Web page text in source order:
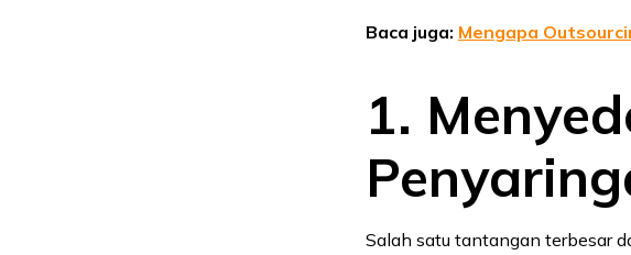
Baca juga: Mengapa
1.
Salah satu tantangan terbesar